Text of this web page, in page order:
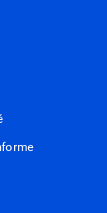
dans un